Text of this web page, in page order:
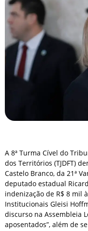
A 8ª Turma Cível do
dos Territórios (TJDFT)
Castelo Branco, da 21ª
deputado estadual
indenização de R$ 8 mil
Institucionais Gleisi
discurso na Assembleia
aposentados”, além de